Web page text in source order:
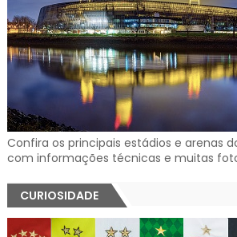
Confira os principais estádios e arenas
com informações técnicas e muitas
CURIOSIDADE